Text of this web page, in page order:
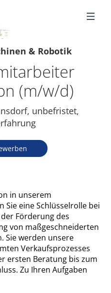
& Robotik
(m/w/d)
unbefristet,
in unserem
eine Schlüsselrolle bei
Förderung des
von maßgeschneiderten
Sie werden unsere
Verkaufsprozesses
ersten Beratung bis zum
Zu Ihren Aufgaben